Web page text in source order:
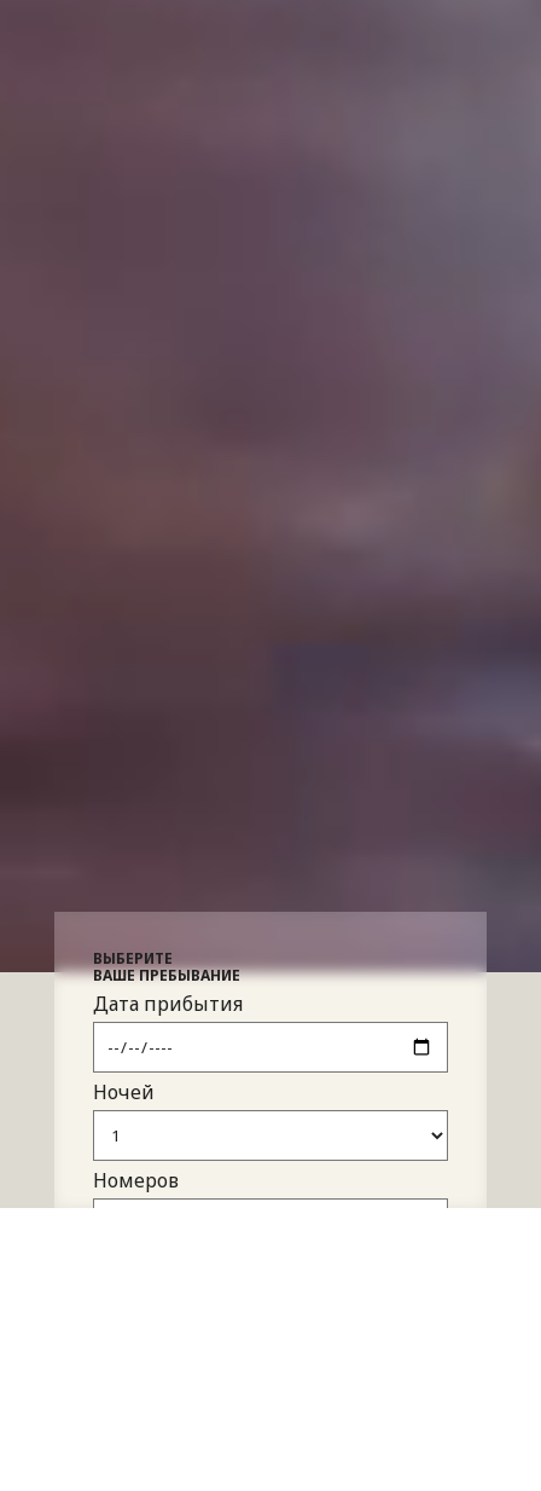
ВЫБЕРИТЕ
ВАШЕ ПРЕБЫВАНИЕ
Дата прибытия
Ночей
Номеров